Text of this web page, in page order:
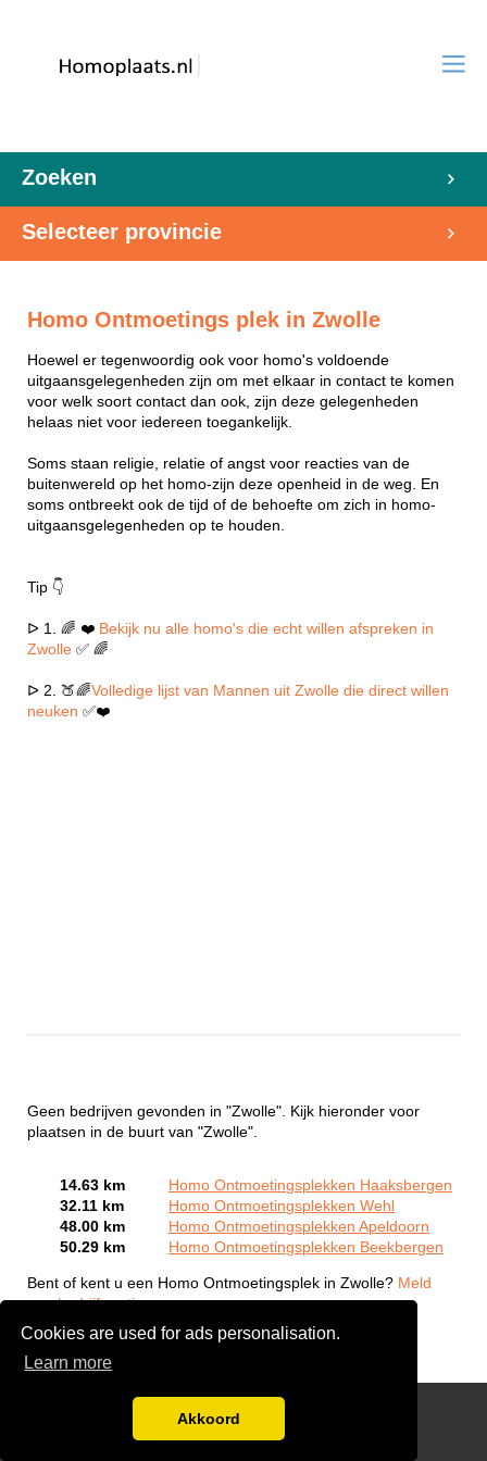
Cookies are used for ads personalisation.
Learn more
Akkoord
Zoeken
Selecteer provincie
Homo Ontmoetings plek in Zwolle
Hoewel er tegenwoordig ook voor homo's voldoende
uitgaansgelegenheden zijn om met elkaar in contact te komen
voor welk soort contact dan ook, zijn deze gelegenheden
helaas niet voor iedereen toegankelijk.
Soms staan religie, relatie of angst voor reacties van de
buitenwereld op het homo-zijn deze openheid in de weg. En
soms ontbreekt ook de tijd of de behoefte om zich in homo-
uitgaansgelegenheden op te houden.
Tip 👇
ᐅ 1. 🌈 ❤️ Bekijk nu alle homo's die echt willen afspreken in
Zwolle ✅ 🌈
ᐅ 2. 🍑🌈Volledige lijst van Mannen uit Zwolle die direct willen
neuken ✅❤️
Geen bedrijven gevonden in "Zwolle". Kijk hieronder voor
plaatsen in de buurt van "Zwolle".
14.63 km
Homo Ontmoetingsplekken Haaksbergen
32.11 km
Homo Ontmoetingsplekken Wehl
48.00 km
Homo Ontmoetingsplekken Apeldoorn
50.29 km
Homo Ontmoetingsplekken Beekbergen
Bent of kent u een Homo Ontmoetingsplek in Zwolle? Meld
een bedrijf gratis aan